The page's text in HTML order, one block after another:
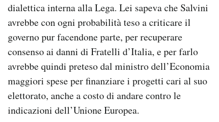
dialettica interna alla Lega. Lei sapeva che Salvini
avrebbe con ogni probabilità teso a criticare il
governo pur facendone parte, per recuperare
consenso ai danni di Fratelli d’Italia, e per farlo
avrebbe quindi preteso dal ministro dell’Economia
maggiori spese per finanziare i progetti cari al suo
elettorato, anche a costo di andare contro le
indicazioni dell’Unione Europea.